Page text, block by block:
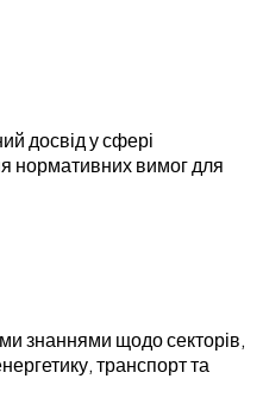
досвід у сфері
нормативних вимог для
знаннями щодо секторів,
транспорт та